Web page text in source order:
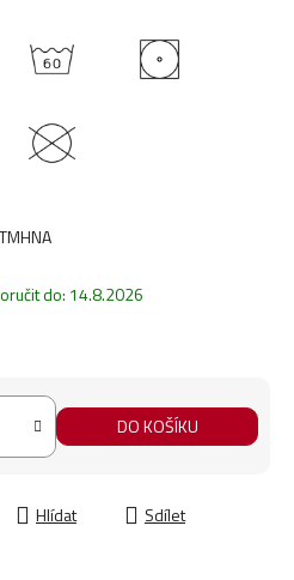
do: 14.8.2026
DO KOŠÍKU
Hlídat Sdílet